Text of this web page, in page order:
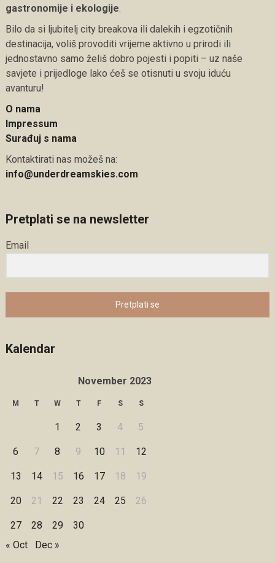
gastronomije i ekologije
Bilo da si ljubitelj city breakova ili dalekih i egzotičnih
destinacija, voliš provoditi vrijeme aktivno u prirodi ili
jednostavno samo želiš dobro pojesti i popiti – uz naše
savjete i prijedloge lako ćeš se otisnuti u svoju iduću
avanturu!
O nama
Impressum
Surađuj s nama
Kontaktirati nas možeš na:
info@underdreamskies.com
Pretplati se na newsletter
Email
Pretplati se
Kalendar
November 2023
M T W T F S S
1 2 3 4 5
6 7 8 9 10 11 12
13 14 15 16 17 18 19
20 21 22 23 24 25 26
27 28 29
30
« Oct
Dec »